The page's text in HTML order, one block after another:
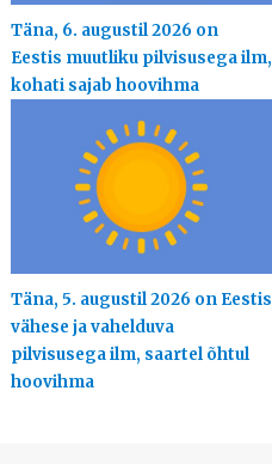
Täna, 6. augustil 2026 on
Eestis muutliku pilvisusega ilm,
kohati sajab hoovihma
Täna, 5. augustil 2026 on Eestis
vähese ja vahelduva
pilvisusega ilm, saartel õhtul
hoovihma